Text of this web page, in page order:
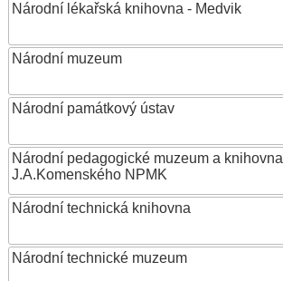
Národní lékařská knihovna - Medvik
Národní muzeum
Národní památkový ústav
Národní pedagogické muzeum a knihovna
J.A.Komenského NPMK
Národní technická knihovna
Národní technické muzeum